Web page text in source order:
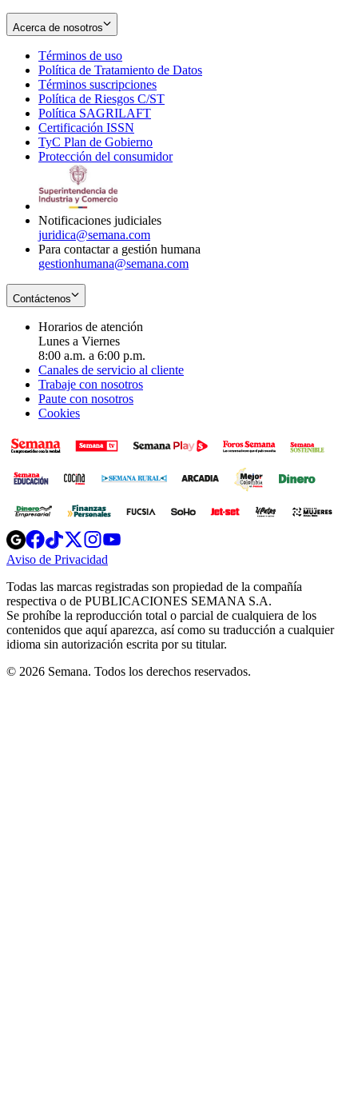
Acerca de nosotros
Términos de uso
in
new
window
Política de Tratamiento de Datos
Términos suscripciones
in
Política de Riesgos C/ST
Política SAGRILAFT
new
window
Certificación ISSN
in
new
TyC Plan de Gobierno
in
Protección del consumidorOpens
Notificaciones judiciales
juridica@semana.com
Para contactar a gestión humana
gestionhumana@semana.com
Contáctenos
Horarios de atención
Lunes a Viernes
8:00 a.m. a 6:00 p.m.
Canales de servicio al cliente
Trabaje con nosotros
Paute con nosotros
Cookies
Opens
in
new
Opens
in
new
Opens
in
new
window
Opens
new
windowwindow
Aviso de Privacidad
new
window
Todas las marcas registradas son propiedad de la compañía
respectiva o de PUBLICACIONES SEMANA S.A.
Se prohíbe la reproducción total o parcial de cualquiera de los
contenidos que aquí aparezca, así como su traducción a cualquier
idioma sin autorización escrita por su titular.
© 2026 Semana. Todos los derechos reservados.